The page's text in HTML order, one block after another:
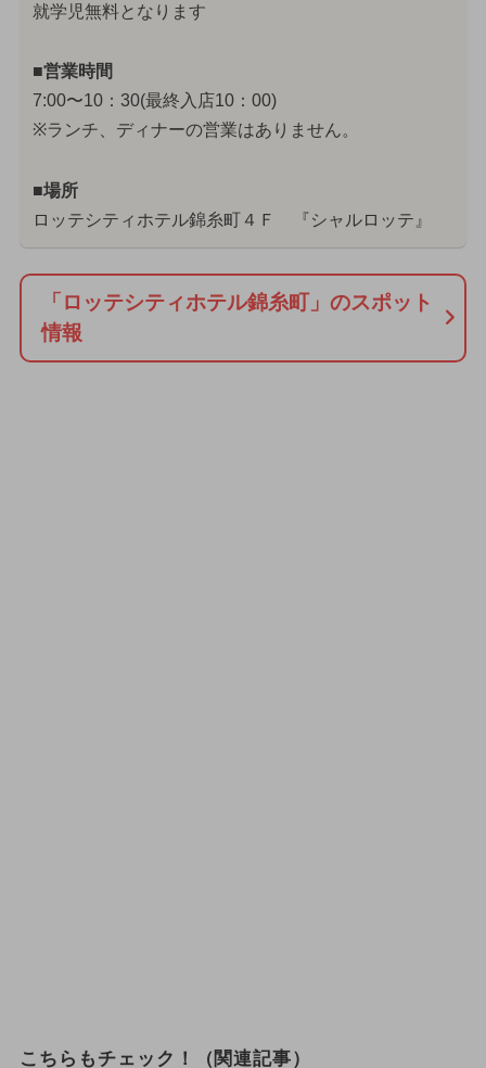
就学児無料となります
■営業時間
7:00〜10：30(最終入店10：00)
※ランチ、ディナーの営業はありません。
■場所
ロッテシティホテル錦糸町４Ｆ 『シャルロッテ』
「ロッテシティホテル錦糸町」のスポット
情報
こちらもチェック！（関連記事）